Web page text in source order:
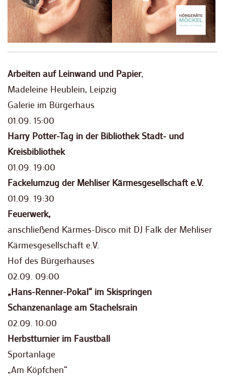
Arbeiten auf Leinwand und Papier,
Madeleine Heublein, Leipzig
Galerie im Bürgerhaus
01.09. 15:00
Harry Potter-Tag in der Bibliothek Stadt- und
Kreisbibliothek
01.09. 19:00
Fackelumzug der Mehliser Kärmesgesellschaft e.V.
01.09. 19:30
Feuerwerk,
anschließend Kärmes-Disco mit DJ Falk der Mehliser
Kärmesgesellschaft e.V.
Hof des Bürgerhauses
02.09. 09:00
„Hans-Renner-Pokal“ im Skispringen
Schanzenanlage am Stachelsrain
02.09. 10:00
Herbstturnier im Faustball
Sportanlage
„Am Köpfchen“